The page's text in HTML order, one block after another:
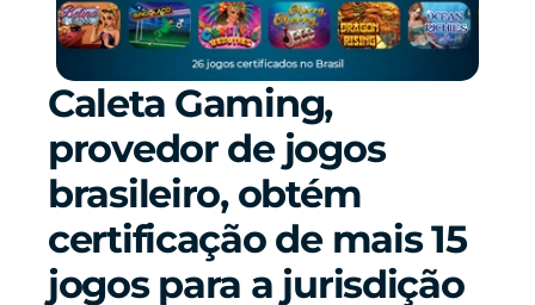
Caleta Gaming,
provedor de jogos
brasileiro, obtém
certificação de mais 15
jogos para a jurisdição